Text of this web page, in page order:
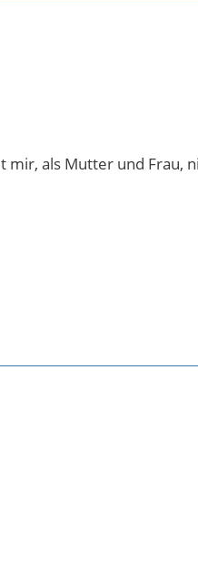
als Mutter und Frau,